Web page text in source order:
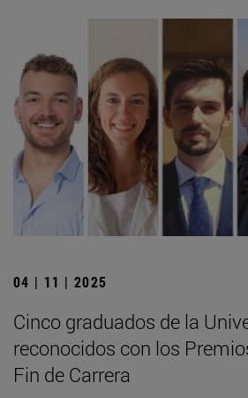
04 | 11 | 2025
Cinco graduados de la
reconocidos con los
Fin de Carrera